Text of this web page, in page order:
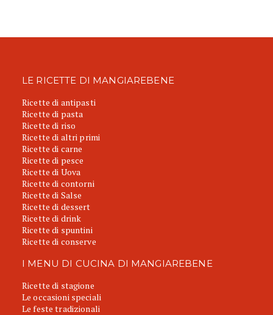
LE RICETTE DI MANGIAREBENE
Ricette di antipasti
Ricette di pasta
Ricette di riso
Ricette di altri primi
Ricette di carne
Ricette di pesce
Ricette di Uova
Ricette di contorni
Ricette di Salse
Ricette di dessert
Ricette di drink
Ricette di spuntini
Ricette di conserve
I MENU DI CUCINA DI MANGIAREBENE
Ricette di stagione
Le occasioni speciali
Le feste tradizionali